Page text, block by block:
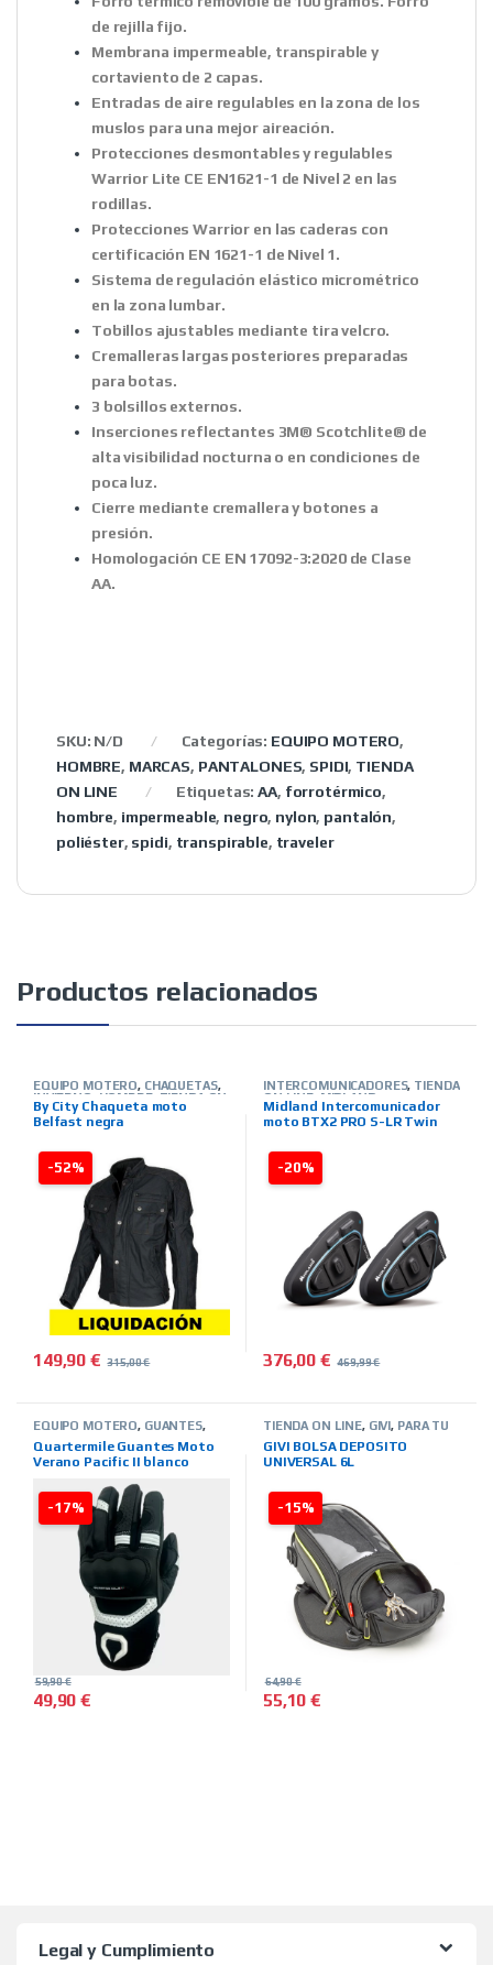
de rejilla fijo.
Membrana impermeable, transpirable y
cortaviento de 2 capas.
Entradas de aire regulables en la zona de los
muslos para una mejor aireación.
Protecciones desmontables y regulables
Warrior Lite CE EN1621-1 de Nivel 2 en las
rodillas.
Protecciones Warrior en las caderas con
certificación EN 1621-1 de Nivel 1.
Sistema de regulación elástico micrométrico
en la zona lumbar.
Tobillos ajustables mediante tira velcro.
Cremalleras largas posteriores preparadas
para botas.
3 bolsillos externos.
Inserciones reflectantes 3M® Scotchlite® de
alta visibilidad nocturna o en condiciones de
poca luz.
Cierre mediante cremallera y botones a
presión.
Homologación CE EN 17092-3:2020 de Clase
AA.
SKU: N/D Categorías: EQUIPO MOTERO,
HOMBRE, MARCAS, PANTALONES, SPIDI, TIENDA
ON LINE
Etiquetas:AA, forrotérmico,
hombre, impermeable, negro, nylon, pantalón,
poliéster, spidi, transpirable, traveler
Productos relacionados
-52%
EQUIPO MOTERO, CHAQUETAS,
INVIERNO
HOMBRE, TIENDA ON
LINE,MARCAS,BY CITY,OUTLET
MOTERO,TEXTIL-OUTLET
By City Chaqueta moto
Belfast negra
149,90€ 315,00€
-20%
INTERCOMUNICADORES, TIENDA
ON LINE MIDLAND
Midland Intercomunicador
moto BTX2 PRO S-LR Twin
376,00€ 469,99€
-17%
EQUIPO MOTERO, GUANTES,
LINE,MARCAS ,QUARTER MILE
Quartermile Guantes Moto
Verano Pacific II blanco
49,90€
59,90€
-15%
TIENDA ON LINE, GIVI, PARA TU
ALFORJAS-OTROS
GIVI BOLSA DEPOSITO
UNIVERSAL 6L
55,10€
64,90€
Legal y Cumplimiento